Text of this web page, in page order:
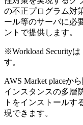
の不正プログラム対
ール等のサーバに必
ントで提供します。
※Workload Security
す。
AWS Market placeか
インスタンスの多層
トをインストールす
現できます。